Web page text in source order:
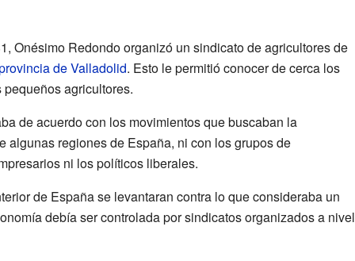
Onésimo Redondo organizó un sindicato de agricultores de
de Valladolid. Esto le permitió conocer de cerca los
agricultores.
de acuerdo con los movimientos que buscaban la
algunas regiones de España, ni con los grupos de
ni los políticos liberales.
de España se levantaran contra lo que consideraba un
debía ser controlada por sindicatos organizados a nivel